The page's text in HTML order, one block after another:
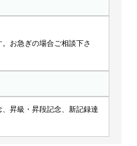
お急ぎの場合ご相談下さ
昇級・昇段記念、新記録達